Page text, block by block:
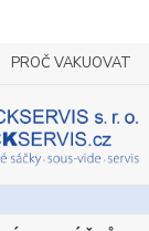
PROČ VAKUOVAT